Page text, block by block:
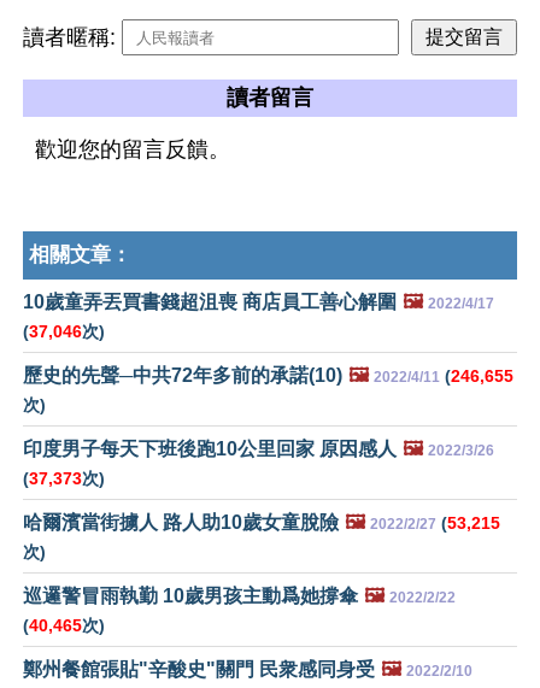
讀者暱稱:
讀者留言
歡迎您的留言反饋。
相關文章：
10歲童弄丟買書錢超沮喪 商店員工善心解圍 🖼️ 2022/4/17
(37,046次)
歷史的先聲─中共72年多前的承諾(10) 🖼️ 2022/4/11 (246,655
次)
印度男子每天下班後跑10公里回家 原因感人 🖼️ 2022/3/26
(37,373次)
哈爾濱當街擄人 路人助10歲女童脫險 🖼️ 2022/2/27 (53,215
次)
巡邏警冒雨執勤 10歲男孩主動爲她撐傘 🖼️ 2022/2/22
(40,465次)
鄭州餐館張貼"辛酸史"關門 民衆感同身受 🖼️ 2022/2/10